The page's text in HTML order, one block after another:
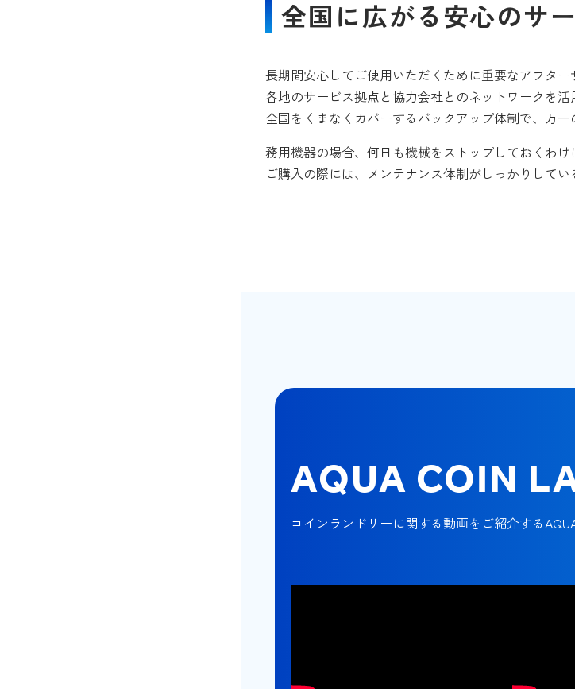
全国に広がる安心のサ
長期間安心してご使用いただくために重要なアフター
各地のサービス拠点と協力会社とのネットワークを活
全国をくまなくカバーするバックアップ体制で、万一
務用機器の場合、何日も機械をストップしておくわけ
ご購入の際には、メンテナンス体制がしっかりしてい
AQUA COIN
コインランドリーに関する動画をご紹介する